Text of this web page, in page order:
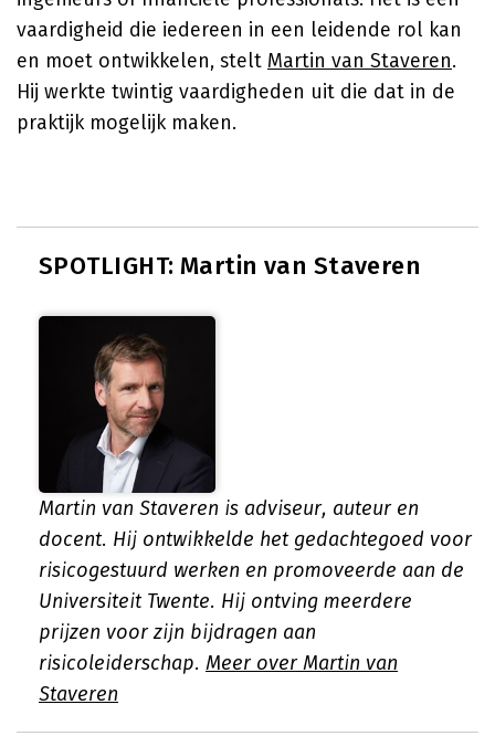
vaardigheid die iedereen in een leidende rol kan
en moet ontwikkelen, stelt Martin van Staveren.
Hij werkte twintig vaardigheden uit die dat in de
praktijk mogelijk maken.
SPOTLIGHT: Martin van Staveren
Martin van Staveren is adviseur, auteur en
docent. Hij ontwikkelde het gedachtegoed voor
risicogestuurd werken en promoveerde aan de
Universiteit Twente. Hij ontving meerdere
prijzen voor zijn bijdragen aan
risicoleiderschap. Meer over Martin van
Staveren